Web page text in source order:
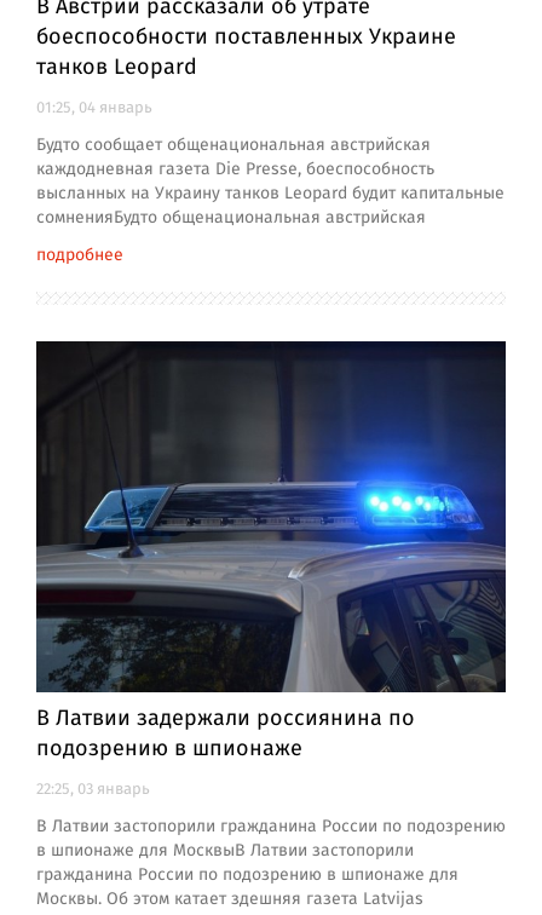
В Австрии рассказали об утрате
боеспособности поставленных Украине
танков Leopard
01:25, 04 январь
Будто сообщает общенациональная австрийская
каждодневная газета Die Presse, боеспособность
высланных на Украину танков Leopard будит капитальные
сомненияБудто общенациональная австрийская
подробнее
В Латвии задержали россиянина по
подозрению в шпионаже
22:25, 03 январь
В Латвии застопорили гражданина России по подозрению
в шпионаже для МосквыВ Латвии застопорили
гражданина России по подозрению в шпионаже для
Москвы. Об этом катает здешняя газета Latvijas